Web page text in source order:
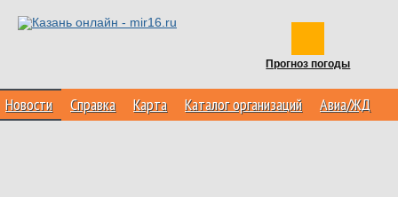
Прогноз погоды
Новости Справка Карта Каталог организаций Авиа/ЖД